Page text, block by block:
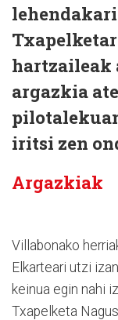
hartzaileak
argazkia
iritsi zen
Argazkiak
Villabonako
Elkarteari utzi
keinua egin nahi
Txapelketa